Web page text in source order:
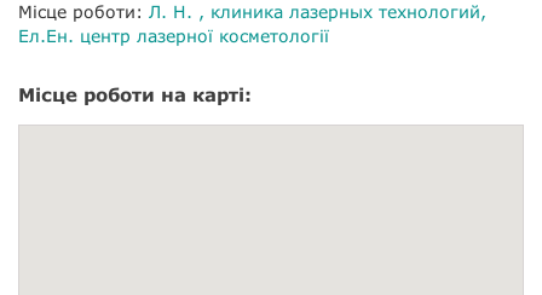
Місце роботи: Л. Н. , клиника лазерных технологий
Ел.Ен. центр лазерної косметології
Місце роботи на карті: